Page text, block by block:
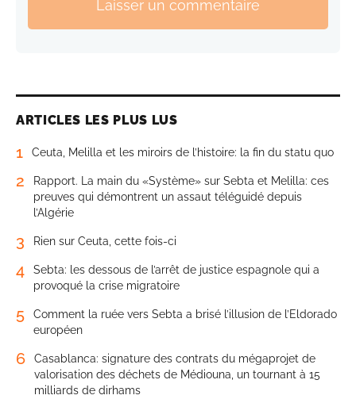
Laisser un commentaire
ARTICLES LES PLUS LUS
1 Ceuta, Melilla et les miroirs de l’histoire: la fin du statu quo
2
Rapport. La main du «Système» sur Sebta et Melilla: ces
preuves qui démontrent un assaut téléguidé depuis
l’Algérie
3 Rien sur Ceuta, cette fois-ci
4
Sebta: les dessous de l’arrêt de justice espagnole qui a
provoqué la crise migratoire
5
Comment la ruée vers Sebta a brisé l’illusion de l’Eldorado
européen
6
Casablanca: signature des contrats du mégaprojet de
valorisation des déchets de Médiouna, un tournant à 15
milliards de dirhams